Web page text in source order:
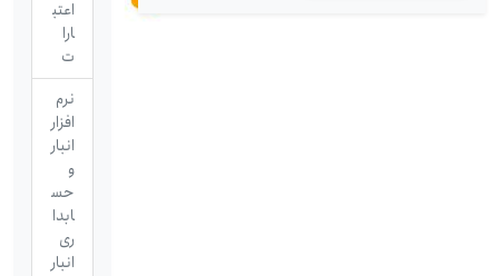
اعتب
ارا
ت
نرم
افزار
انبار
حس
ابدا
ری
انبار